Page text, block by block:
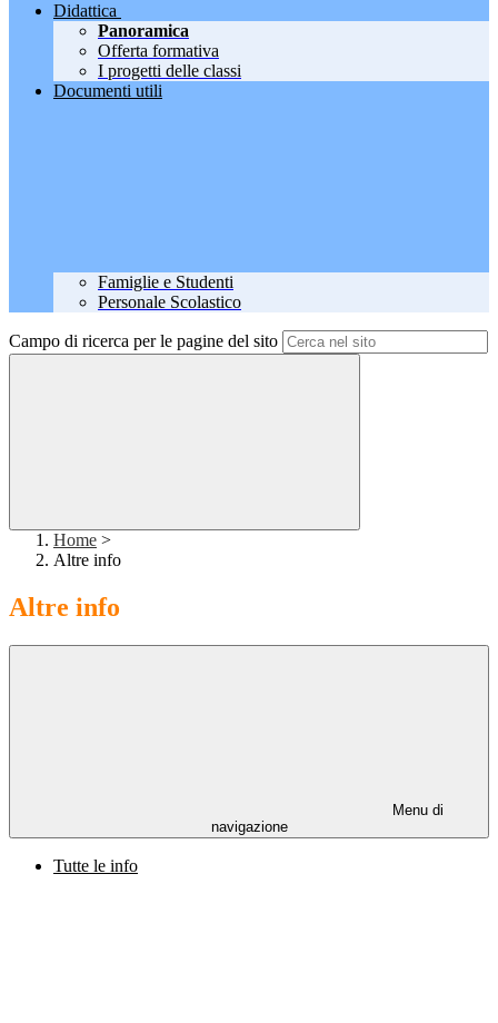
Didattica
Panoramica
Offerta formativa
I progetti delle classi
Documenti utili
Famiglie e Studenti
Personale Scolastico
Campo di ricerca per le pagine del sito
Home >
Altre info
Altre info
Menu di
navigazione
Tutte le info